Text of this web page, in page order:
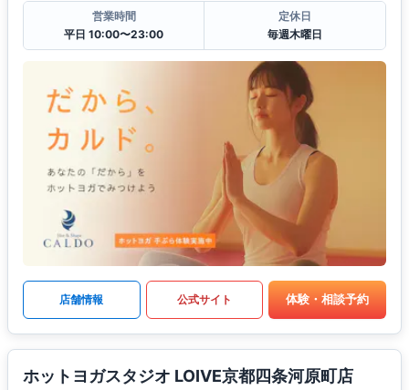
営業時間
平日 10:00〜23:00
定休日
毎週木曜日
店舗情報 公式サイト 体験・相談予約
ホットヨガスタジオ LOIVE京都四条河原町店